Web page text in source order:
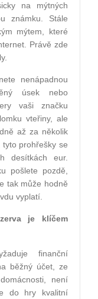
na mýtných
známku. Stále
mýtem, které
Právě zde
nenápadnou
úsek nebo
vaši značku
vteřiny, ale
až za několik
prohřešky se
desítkách eur.
pošlete pozdě,
tak může hodně
vyplatí.
je klíčem
finanční
běžný účet, ze
není
do hry kvalitní